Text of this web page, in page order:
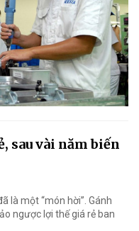
sau vài năm biến
là một “món hời”. Gánh
ngược lợi thế giá rẻ ban